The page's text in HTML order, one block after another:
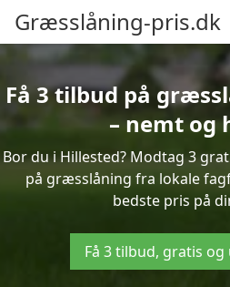
Græsslåning-pris.dk
Få 3 tilbud på
– nemt og
Bor du i Hillested? Modtag 3
på græsslåning fra lokale
bedste pris på
Få 3 tilbud, gratis